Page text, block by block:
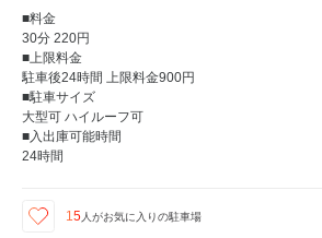
■料金
30分 220円
■上限料金
駐車後24時間 上限料金900円
■駐車サイズ
大型可 ハイルーフ可
■入出庫可能時間
24時間
15 人がお気に入りの駐車場